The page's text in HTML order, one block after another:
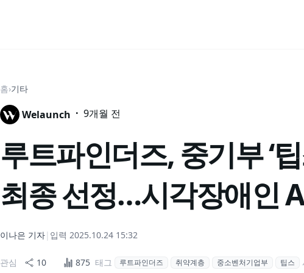
홈›기타
Welaunch · 9개월 전
루트파인더즈, 중기부 ‘
최종 선정…시각장애인
이나은 기자| 입력 2025.10.24 15:32
관심 10 875 태그 루트파인더즈 취약계층 중소벤처기업부 팁스